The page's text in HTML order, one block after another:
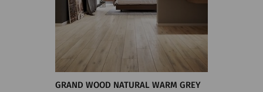
GRAND WOOD NATURAL WARM GREY